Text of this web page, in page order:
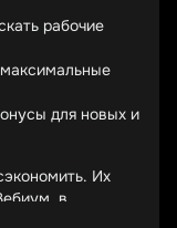
рабочие
для новых и
Их
в